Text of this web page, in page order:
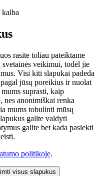
rasite toliau pateiktame
veikimui, todėl jie
Visi kiti slapukai padeda
jūsų poreikius ir nuolat
suprasti, kaip
nes anonimiškai renka
mums tobulinti mūsų
galite valdyti
galite bet kada pasiekti
politikoje.
visus slapukus